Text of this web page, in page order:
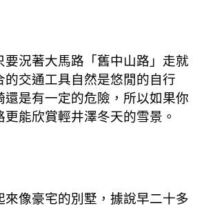
要況著大馬路「舊中山路」走就
的交通工具自然是悠閒的自行
還是有一定的危險，所以如果你
能欣賞輕井澤冬天的雪景。
來像豪宅的別墅，據說早二十多